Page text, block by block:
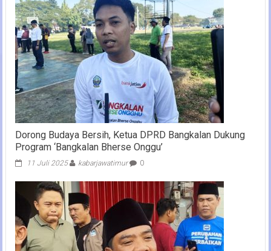
Dorong Budaya Bersih, Ketua DPRD Bangkalan Dukung
Program ‘Bangkalan Bherse Onggu’
11 Juli 2025 kabarjawatimur 0